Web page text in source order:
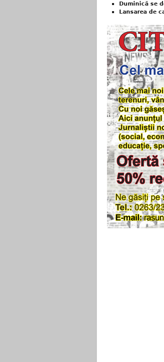
Duminică se
Lansarea de